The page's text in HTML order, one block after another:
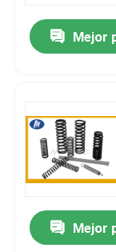
Mejor
Mejor